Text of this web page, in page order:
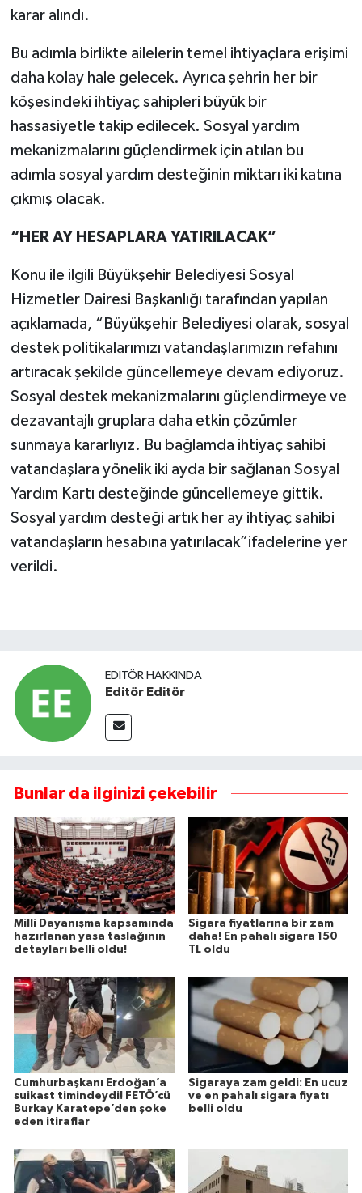
karar alındı.
Bu adımla birlikte ailelerin temel ihtiyaçlara erişimi
daha kolay hale gelecek. Ayrıca şehrin her bir
köşesindeki ihtiyaç sahipleri büyük bir
hassasiyetle takip edilecek. Sosyal yardım
mekanizmalarını güçlendirmek için atılan bu
adımla sosyal yardım desteğinin miktarı iki katına
çıkmış olacak.
“HER AY HESAPLARA YATIRILACAK”
Konu ile ilgili Büyükşehir Belediyesi Sosyal
Hizmetler Dairesi Başkanlığı tarafından yapılan
açıklamada, “Büyükşehir Belediyesi olarak, sosyal
destek politikalarımızı vatandaşlarımızın refahını
artıracak şekilde güncellemeye devam ediyoruz.
Sosyal destek mekanizmalarını güçlendirmeye ve
dezavantajlı gruplara daha etkin çözümler
sunmaya kararlıyız. Bu bağlamda ihtiyaç sahibi
vatandaşlara yönelik iki ayda bir sağlanan Sosyal
Yardım Kartı desteğinde güncellemeye gittik.
Sosyal yardım desteği artık her ay ihtiyaç sahibi
vatandaşların hesabına yatırılacak”ifadelerine yer
verildi.
EDITÖR HAKKINDA
Editör Editör
Bunlar da ilginizi çekebilir
Milli Dayanışma kapsamında
hazırlanan yasa taslağının
detayları belli oldu!
Sigara fiyatlarına bir zam
daha! En pahalı sigara 150
TL oldu
Cumhurbaşkanı Erdoğan’a
suikast timindeydi! FETÖ’cü
Burkay Karatepe’den şoke
eden itiraflar
Sigaraya zam geldi: En ucuz
ve en pahalı sigara fiyatı
belli oldu